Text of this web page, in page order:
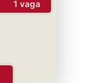
1 vaga